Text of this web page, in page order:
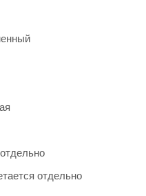
отдельно